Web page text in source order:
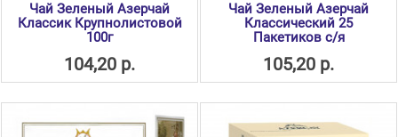
Чай Зеленый Азерчай
Классик Крупнолистовой
100г
104,20 р.
Чай Зеленый Азерчай
Классический 25
Пакетиков с/я
105,20 р.